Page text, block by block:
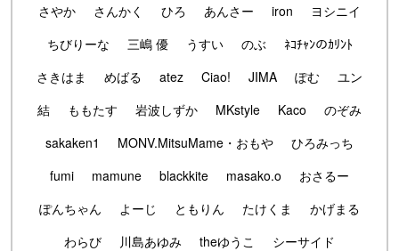
さやか
さんかく ひろ あんさー iron
ヨシニイ
ちびりーな
三嶋 優 うすい のぶ
ﾈｺﾁｬﾝのｶﾘﾝﾄ
さきはま
めばる atez Ciao! JIMA ぽむ
ユン
結
ももたす 岩波しずか MKstyle Kaco
のぞみ
sakaken1
MONV.MitsuMame・おもや
ひろみっち
fumi
mamune blackkite masako.o
おさるー
ぽんちゃん
よーじ ともりん たけくま
かげまる
わらび
川島あゆみ theゆうこ
シーサイド